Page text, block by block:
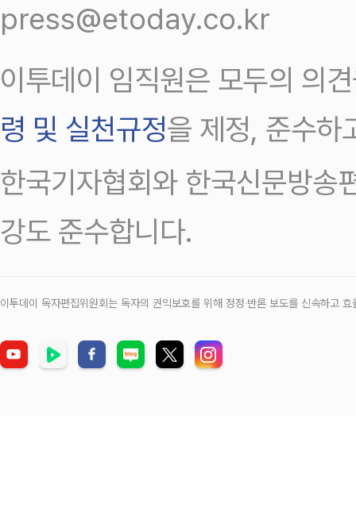
press@etoday.co.kr
이투데이 임직원은 모두의 의
령 및 실천규정을 제정, 준수하
한국기자협회와 한국신문방송
강도 준수합니다.
이투데이 독자편집위원회는 독자의 권익보호를 위해 정정‧반론 보도를 신속하고